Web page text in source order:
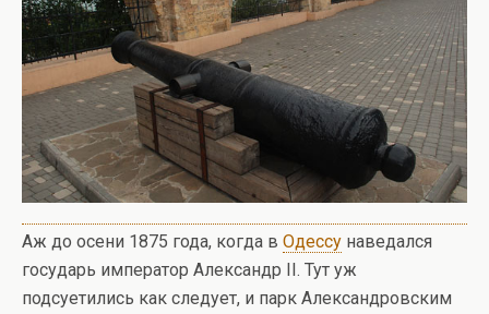
Аж до осени 1875 года, когда в Одессу наведался
государь император Александр II. Тут уж
подсуетились как следует, и парк Александровским